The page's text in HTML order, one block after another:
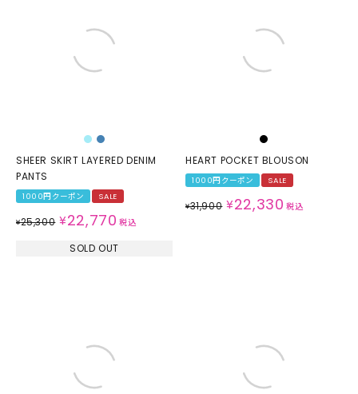
SHEER SKIRT LAYERED DENIM
PANTS
1000円クーポン SALE
¥25,300 ¥22,770 税込
SOLD OUT
HEART POCKET BLOUSON
1000円クーポン SALE
¥31,900 ¥22,330 税込